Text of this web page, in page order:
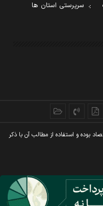
سرپرستی استان ها
بوده و استفاده از مطالب آن با ذکر